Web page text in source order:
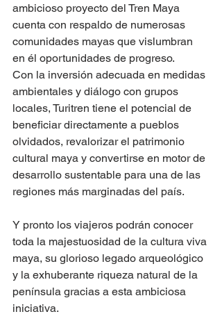
ambicioso proyecto del Tren Maya
cuenta con respaldo de numerosas
comunidades mayas que vislumbran
en él oportunidades de progreso.
Con la inversión adecuada en medidas
ambientales y diálogo con grupos
locales, Turitren tiene el potencial de
beneficiar directamente a pueblos
olvidados, revalorizar el patrimonio
cultural maya y convertirse en motor de
desarrollo sustentable para una de las
regiones más marginadas del país.
Y pronto los viajeros podrán conocer
toda la majestuosidad de la cultura viva
maya, su glorioso legado arqueológico
y la exhuberante riqueza natural de la
península gracias a esta ambiciosa
iniciativa.